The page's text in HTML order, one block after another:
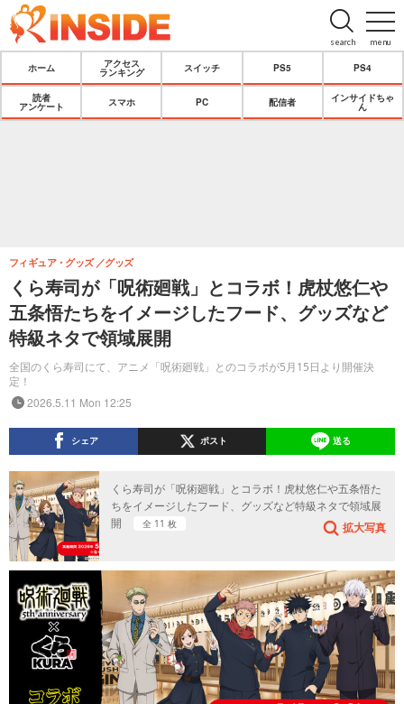
menu
search
ホーム
アクセス
ランキング
スイッチ PS5 PS4
読者
アンケート
スマホ PC 配信者
インサイドちゃ
ん
くら寿司が「呪術廻戦」とコラボ！虎杖悠仁や
五条悟たちをイメージしたフード、グッズなど
特級ネタで領域展開
全国のくら寿司にて、アニメ「呪術廻戦」とのコラボが5月15日より開催決
定！
フィギュア・グッズ グッズ
2026.5.11 Mon 12:25
シェア ポスト 送る
くら寿司が「呪術廻戦」とコラボ！虎杖悠仁や五条悟た
ちをイメージしたフード、グッズなど特級ネタで領域展
開
全 11 枚 拡大写真